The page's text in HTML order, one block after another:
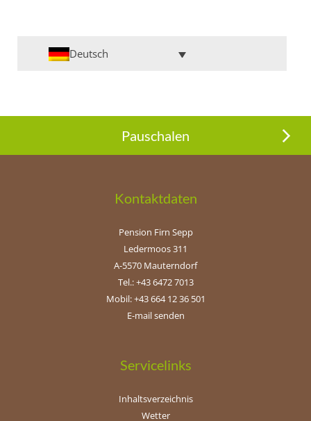
Deutsch
Pauschalen
Kontaktdaten
Pension Firn Sepp
Ledermoos 311
A-5570 Mauterndorf
Tel.: +43 6472 7013
Mobil: +43 664 12 36 501
E-mail senden
Servicelinks
Inhaltsverzeichnis
Wetter